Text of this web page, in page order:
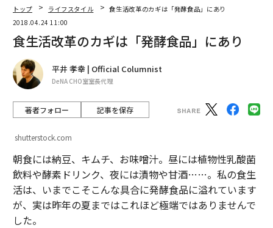
トップ ライフスタイル
食生活改革のカギは「発酵食品」にあり
2018.04.24 11:00
食生活改革のカギは「発酵食品」にあり
平井 孝幸 | Official Columnist
DeNA CHO室室長代理
著者フォロー 記事を保存
shutterstock.com
朝食には納豆、キムチ、お味噌汁。昼には植物性乳酸菌
飲料や酵素ドリンク、夜には漬物や甘酒……。私の食生
活は、いまでこそこんな具合に発酵食品に溢れています
が、実は昨年の夏まではこれほど極端ではありませんで
した。